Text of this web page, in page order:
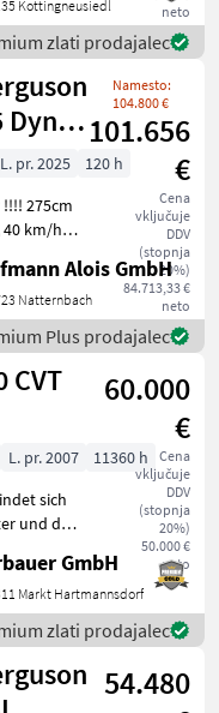
neto
mit
Kottingneusiedl
zlati prodajalec
Dyna-
Namesto:
104.800 €
101.656
€
Cena
vključuje
DDV
(stopnja
20%)
84.713,33 €
neto
L. pr. 2025
120 h
275cm
Load
2
Alois GmbH
Natternbach
Plus prodajalec
CVT
60.000
€
Cena
vključuje
DDV
(stopnja
20%)
50.000 €
neto
L. pr. 2007
11360 h
sich
und der
nach GmbH
Markt Hartmannsdorf
zlati prodajalec
54.480